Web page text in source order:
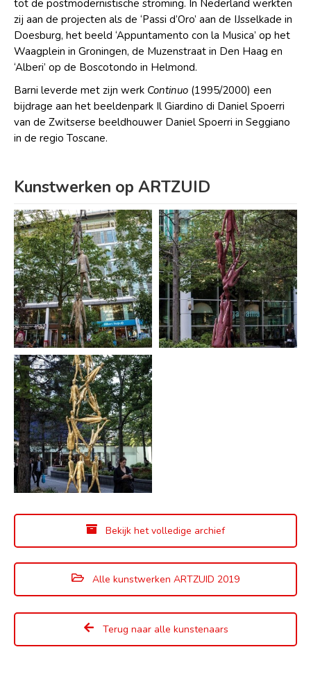
tot de postmodernistische stroming. In Nederland werkten
zij aan de projecten als de ‘Passi d’Oro’ aan de IJsselkade in
Doesburg, het beeld ‘Appuntamento con la Musica’ op het
Waagplein in Groningen, de Muzenstraat in Den Haag en
‘Alberi’ op de Boscotondo in Helmond.
Barni leverde met zijn werk Continuo (1995/2000) een
bijdrage aan het beeldenpark Il Giardino di Daniel Spoerri
van de Zwitserse beeldhouwer Daniel Spoerri in Seggiano
in de regio Toscane.
Kunstwerken op ARTZUID
Bekijk het volledige archief
Alle kunstwerken ARTZUID 2019
Terug naar alle kunstenaars